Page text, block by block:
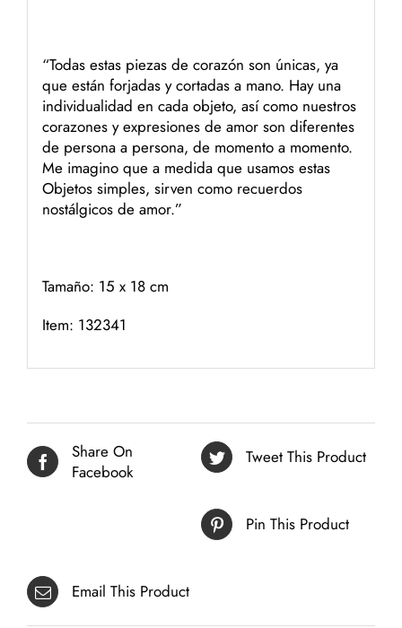
“Todas estas piezas de corazón son únicas, ya
que están forjadas y cortadas a mano. Hay una
individualidad en cada objeto, así como nuestros
corazones y expresiones de amor son diferentes
de persona a persona, de momento a momento.
Me imagino que a medida que usamos estas
Objetos simples, sirven como recuerdos
nostálgicos de amor.”
Tamaño: 15 x 18 cm
Item: 132341
Share On
Facebook
Tweet This Product
Pin This Product
Email This Product